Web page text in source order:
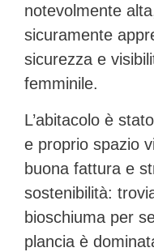
notevolmente alta
sicuramente
sicurezza e
femminile.
L’abitacolo è
e proprio spazio
buona fattura e
sostenibilità:
bioschiuma per
plancia è